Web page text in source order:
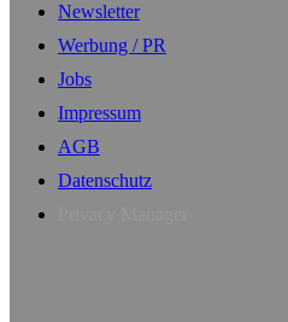
Newsletter
Werbung / PR
Jobs
Impressum
AGB
Datenschutz